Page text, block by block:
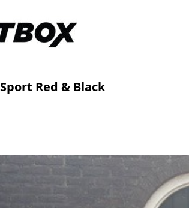
Red & Black